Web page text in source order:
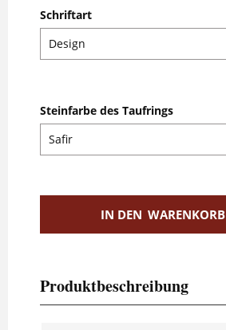
Schriftart
Steinfarbe des Taufrings
IN DEN WARENKORB
Produktbeschreibung